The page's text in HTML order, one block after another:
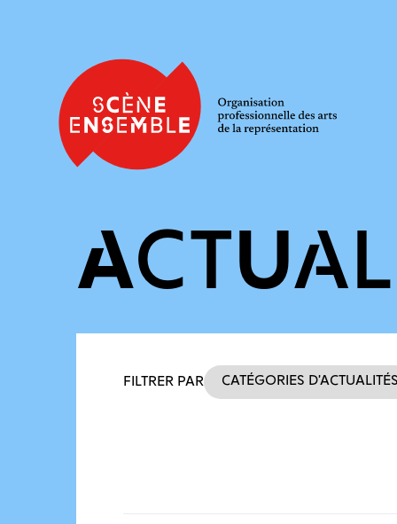
Filtres des actualités
FILTRER PAR Catégories